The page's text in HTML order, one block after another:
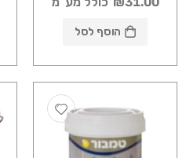
הוסף לסל